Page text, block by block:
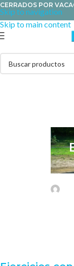
Skip to navigation
Skip to main content
CERRADOS POR